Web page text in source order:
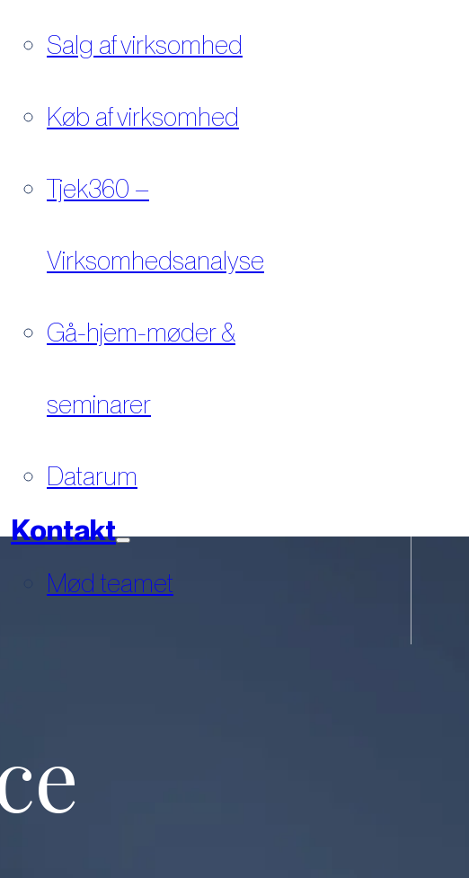
Salg af virksomhed
Køb af virksomhed
Tjek360 –
Virksomhedsanalyse
Gå-hjem-møder &
seminarer
Datarum
Kontakt
Mød teamet